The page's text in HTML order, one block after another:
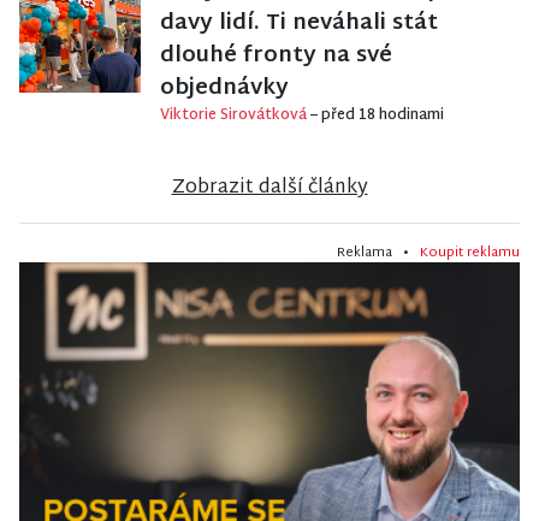
davy lidí. Ti neváhali stát
dlouhé fronty na své
objednávky
Viktorie Sirovátková– před 18 hodinami
Zobrazit další články
Reklama • Koupit reklamu